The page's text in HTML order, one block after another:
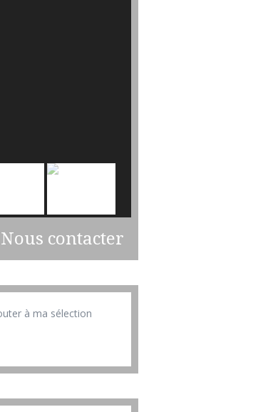
Nous contacter
à ma sélection